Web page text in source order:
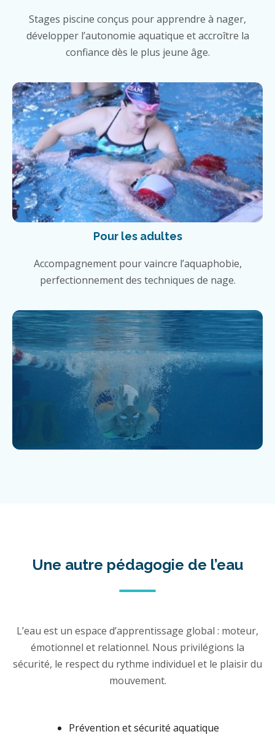
Stages piscine conçus pour apprendre à nager,
développer l’autonomie aquatique et accroître la
confiance dès le plus jeune âge.
Pour les adultes
Accompagnement pour vaincre l’aquaphobie,
perfectionnement des techniques de nage.
Une autre pédagogie de l’eau
L’eau est un espace d’apprentissage global : moteur,
émotionnel et relationnel. Nous privilégions la
sécurité, le respect du rythme individuel et le plaisir du
mouvement.
Prévention et sécurité aquatique